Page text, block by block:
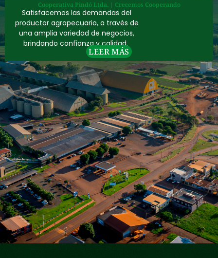
Cooperativa Pindó Ltda. | Crecemos Cooperando
Satisfacemos las demandas del
productor agropecuario, a través de
una amplia variedad de negocios,
brindando confianza y calidad.
LEER MÁS